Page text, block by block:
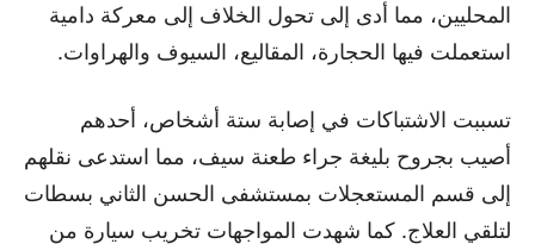
المحليين، مما أدى إلى تحول الخلاف إلى معركة دامية
استعملت فيها الحجارة، المقاليع، السيوف والهراوات.
تسببت الاشتباكات في إصابة ستة أشخاص، أحدهم
أصيب بجروح بليغة جراء طعنة سيف، مما استدعى نقلهم
إلى قسم المستعجلات بمستشفى الحسن الثاني بسطات
لتلقي العلاج. كما شهدت المواجهات تخريب سيارة من